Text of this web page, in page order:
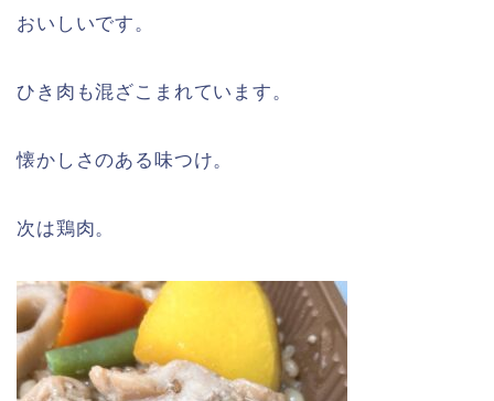
おいしいです。
ひき肉も混ざこまれています。
懐かしさのある味つけ。
次は鶏肉。